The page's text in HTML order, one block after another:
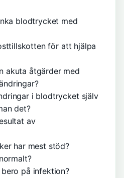
blodtrycket med
för att hjälpa
akuta åtgärder med
i blodtrycket själv
det?
av
har mest stöd?
på infektion?